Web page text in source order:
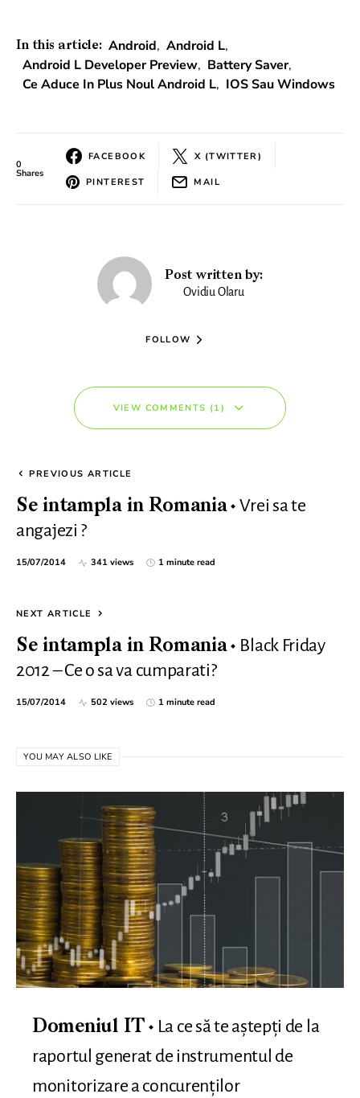
In this article: Android, Android L,
Android L Developer Preview, Battery Saver,
Ce Aduce In Plus Noul Android L, IOS Sau Windows
0
Shares
FACEBOOK X (TWITTER)
PINTEREST MAIL
Post written by:
Ovidiu Olaru
FOLLOW
VIEW COMMENTS (1)
PREVIOUS ARTICLE
Se intampla in Romania
Vrei sa te
angajezi ?
15/07/2014 341 views 1 minute read
NEXT ARTICLE
Se intampla in Romania
Black Friday
2012 – Ce o sa va cumparati?
15/07/2014 502 views 1 minute read
YOU MAY ALSO LIKE
Domeniul IT
La ce să te aștepți de la
raportul generat de instrumentul de
monitorizare a concurenților